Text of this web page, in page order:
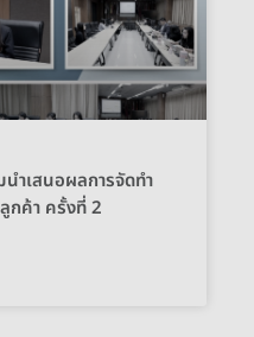
นำเสนอผลการจัดทำ
กค้า ครั้งที่ 2